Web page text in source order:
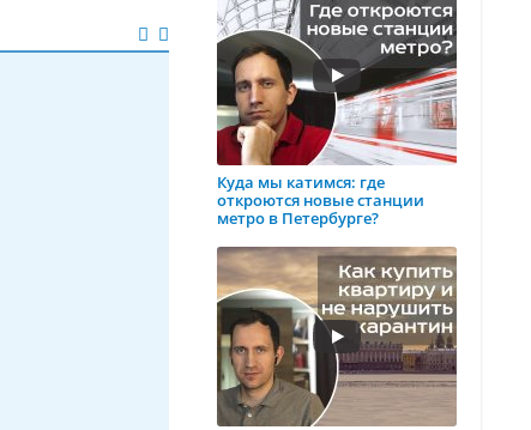
Куда мы катимся: где
откроются новые станции
метро в Петербурге?